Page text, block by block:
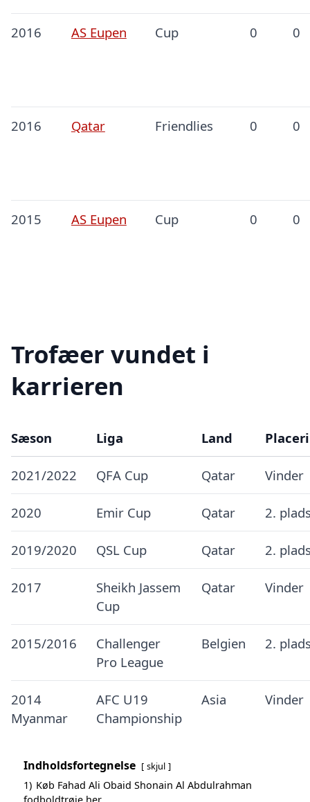
2016 AS Eupen Cup 0 0
2016 Qatar Friendlies 0 0
2015 AS Eupen Cup 0 0
Trofæer vundet i
karrieren
Sæson Liga Land
2021/2022 QFA Cup Qatar Vinder
2020 Emir Cup Qatar 2.
2019/2020 QSL Cup Qatar 2.
2017
Sheikh Jassem
Cup
Qatar Vinder
2015/2016
Challenger
Pro League
Belgien 2.
2014
Myanmar
AFC U19
Championship
Asia Vinder
Indholdsfortegnelse skjul
1) Køb Fahad Ali Obaid Shonain Al Abdulrahman